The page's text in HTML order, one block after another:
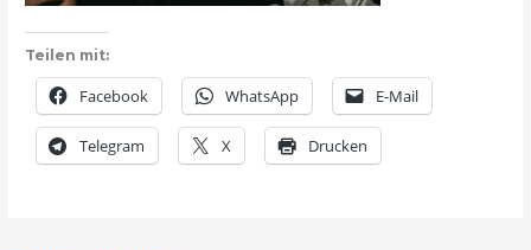
Teilen mit:
Facebook WhatsApp E-Mail
Telegram X Drucken